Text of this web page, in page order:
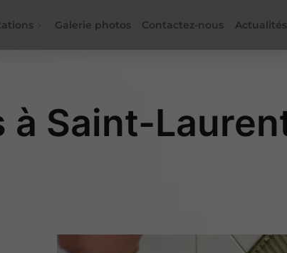
Galerie photos Contactez-nous Actualités
à Saint-